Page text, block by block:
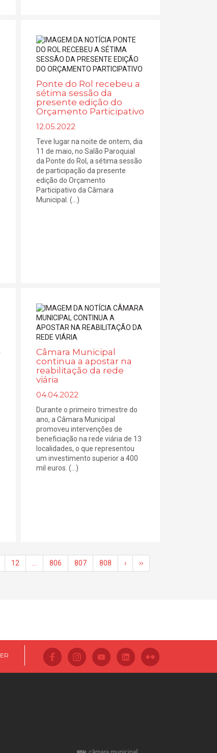
Ponte do Rol recebeu a
sétima sessão da
presente edição do
Orçamento Participativo
12.05.2022
Teve lugar na noite de ontem, dia
11 de maio, no Salão Paroquial
da Ponte do Rol, a sétima sessão
de participação da presente
edição do Orçamento
Participativo da Câmara
Municipal. (...)
Câmara Municipal
continua a apostar na
reabilitação da rede
viária
04.04.2022
Durante o primeiro trimestre do
ano, a Câmara Municipal
promoveu intervenções de
beneficiação na rede viária de 13
localidades, o que representou
um investimento superior a 400
mil euros. (...)
12 806 807 808 › ››